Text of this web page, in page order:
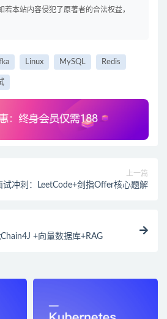
若本站内容侵犯了原著者的合法权益，
Linux MySQL Redis
上一篇
试冲刺：LeetCode+剑指Offer核心题解
+向量数据库+RAG